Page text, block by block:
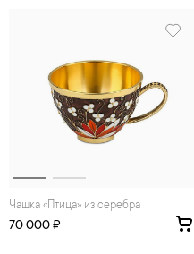
Чашка «Птица» из серебра
70 000 ₽